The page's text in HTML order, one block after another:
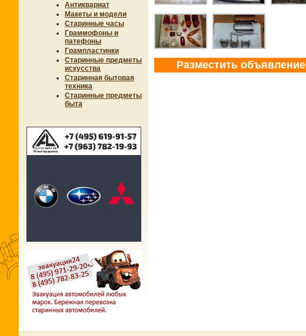
Антиквариат
Макеты и модели
Старинные часы
Граммофоны и
патефоны
Грампластинки
Старинные предметы
искусства
Старинная бытовая
техника
Старинные предметы
быта
Разместить объявление